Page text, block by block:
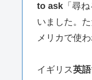
to ask 「尋
いました。
メリカで使
イギリス英語